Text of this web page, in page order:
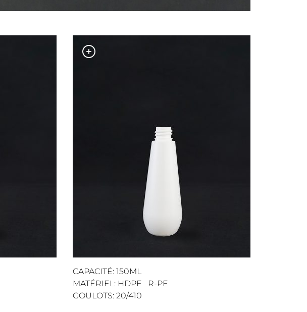
CAPACITÉ: 150ML
MATÉRIEL: HDPE R-PE
GOULOTS: 20/410